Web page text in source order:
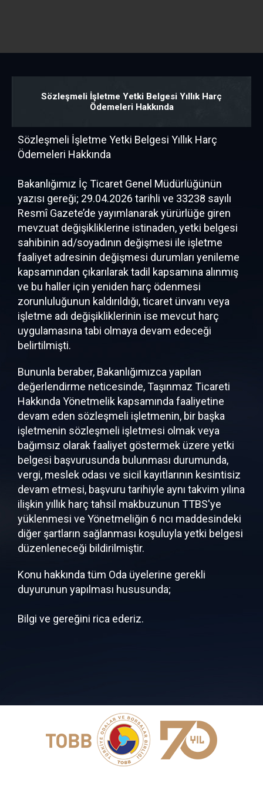
Sözleşmeli İşletme Yetki Belgesi Yıllık Harç
Ödemeleri Hakkında
Sözleşmeli İşletme Yetki Belgesi Yıllık Harç
Ödemeleri Hakkında
Bakanlığımız İç Ticaret Genel Müdürlüğünün
yazısı gereği; 29.04.2026 tarihli ve 33238 sayılı
Resmî Gazete’de yayımlanarak yürürlüğe giren
mevzuat değişikliklerine istinaden, yetki belgesi
sahibinin ad/soyadının değişmesi ile işletme
faaliyet adresinin değişmesi durumları yenileme
kapsamından çıkarılarak tadil kapsamına alınmış
ve bu haller için yeniden harç ödenmesi
zorunluluğunun kaldırıldığı, ticaret ünvanı veya
işletme adı değişikliklerinin ise mevcut harç
uygulamasına tabi olmaya devam edeceği
belirtilmişti.
Bununla beraber, Bakanlığımızca yapılan
değerlendirme neticesinde, Taşınmaz Ticareti
Hakkında Yönetmelik kapsamında faaliyetine
devam eden sözleşmeli işletmenin, bir başka
işletmenin sözleşmeli işletmesi olmak veya
bağımsız olarak faaliyet göstermek üzere yetki
belgesi başvurusunda bulunması durumunda,
vergi, meslek odası ve sicil kayıtlarının kesintisiz
devam etmesi, başvuru tarihiyle aynı takvim yılına
ilişkin yıllık harç tahsil makbuzunun TTBS'ye
yüklenmesi ve Yönetmeliğin 6 ncı maddesindeki
diğer şartların sağlanması koşuluyla yetki belgesi
düzenleneceği bildirilmiştir.
Konu hakkında tüm Oda üyelerine gerekli
duyurunun yapılması hususunda;
Bilgi ve gereğini rica ederiz.